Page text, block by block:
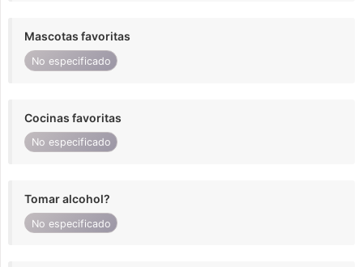
Mascotas favoritas
No especificado
Cocinas favoritas
No especificado
Tomar alcohol?
No especificado